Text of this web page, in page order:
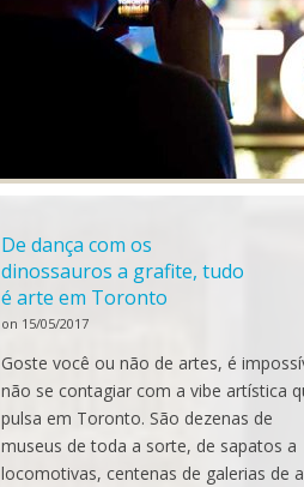
De dança com os
dinossauros a grafite, tudo
é arte em Toronto
on 15/05/2017
Goste você ou não de artes, é
não se contagiar com a vibe artística
pulsa em Toronto. São dezenas de
museus de toda a sorte, de sapatos a
locomotivas, centenas de galerias de